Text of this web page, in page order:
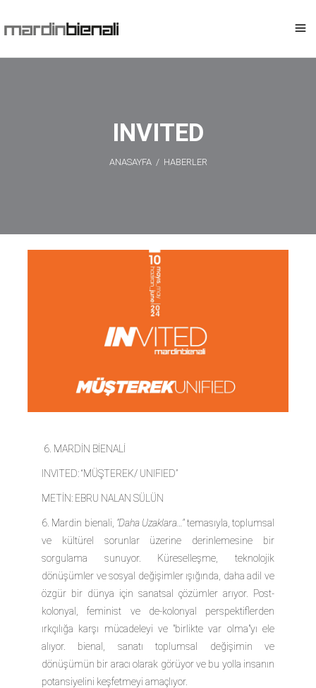
INVITED
ANASAYFA/ HABERLER
6. MARDİN BİENALİ
INVITED: “MÜŞTEREK/ UNIFIED”
METİN: EBRU NALAN SÜLÜN
6. Mardin bienali, "Daha Uzaklara…"temasıyla, toplumsal
ve kültürel sorunlar üzerine derinlemesine bir
sorgulama sunuyor. Küreselleşme, teknolojik
dönüşümler ve sosyal değişimler ışığında, daha adil ve
özgür bir dünya için sanatsal çözümler arıyor. Post-
kolonyal, feminist ve de-kolonyal perspektiflerden
ırkçılığa karşı mücadeleyi ve "birlikte var olma"yı ele
alıyor. bienal, sanatı toplumsal değişimin ve
dönüşümün bir aracı olarak görüyor ve bu yolla insanın
potansiyelini keşfetmeyi amaçlıyor.